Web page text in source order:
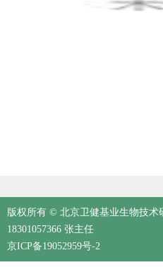
版权所有 © 北京卫健基业生物技术
18301057366 张主任
京ICP备19052959号-2